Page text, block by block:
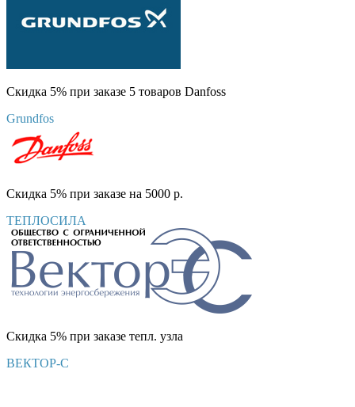
Скидка 5% при заказе 5 товаров Danfoss
Grundfos
Скидка 5% при заказе на 5000 р.
ТЕПЛОСИЛА
Скидка 5% при заказе тепл. узла
ВЕКТОР-С